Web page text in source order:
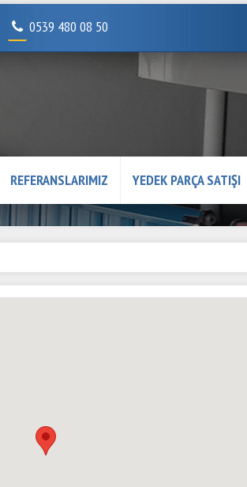
0539 480 08 50
REFERANSLARIMIZ YEDEK PARÇA SATIŞI